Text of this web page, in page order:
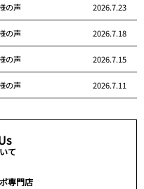
の声 2026.7.23
の声 2026.7.18
の声 2026.7.15
の声 2026.7.11
て
専門店